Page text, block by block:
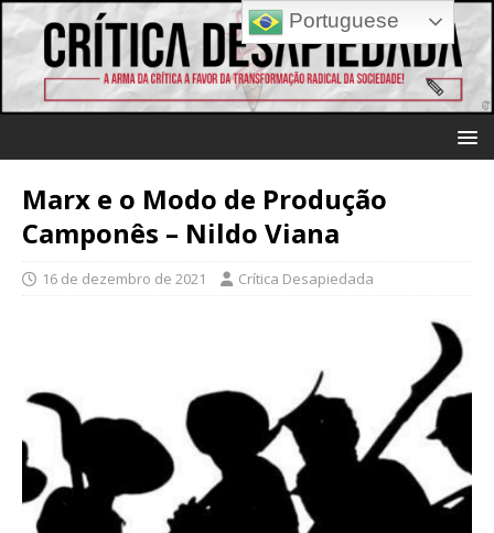
Marx e o Modo de Produção
Camponês – Nildo Viana
16 de dezembro de 2021 Crítica Desapiedada
Portuguese